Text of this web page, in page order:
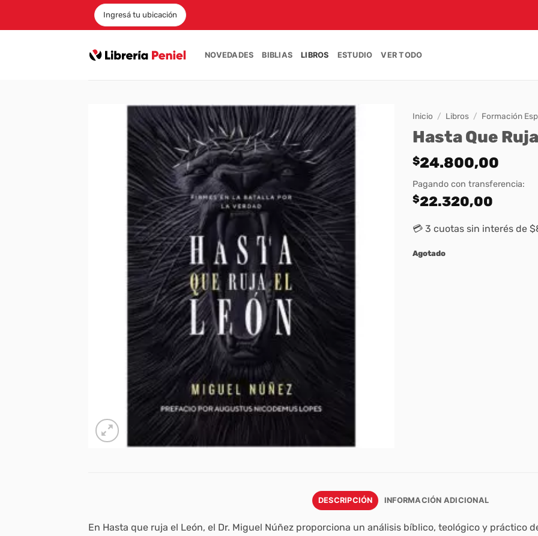
Ingresá tu ubicación
NOVEDADES BIBLIAS LIBROS ESTUDIO VER TODO
Inicio / Libros / Formación
Hasta Que
$24.800,00
Pagando con transferencia:
$22.320,00
💳 3 cuotas sin interés de
Agotado
DESCRIPCIÓN INFORMACIÓN ADICIONAL
En Hasta que ruja el León, el Dr. Miguel Núñez proporciona un análisis bíblico, teológico y práctico